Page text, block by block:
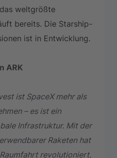
weltgrößte
bereits. Die Starship-
ist in Entwicklung.
ARK
ist SpaceX mehr als
– es ist ein
Infrastruktur. Mit der
Raketen hat
revolutioniert,